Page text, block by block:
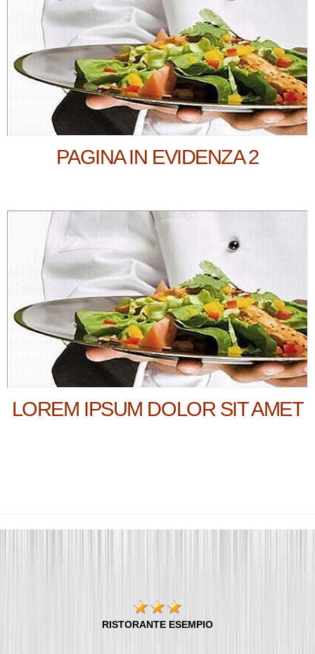
PAGINA IN EVIDENZA 2
LOREM IPSUM DOLOR SIT AMET
RISTORANTE ESEMPIO